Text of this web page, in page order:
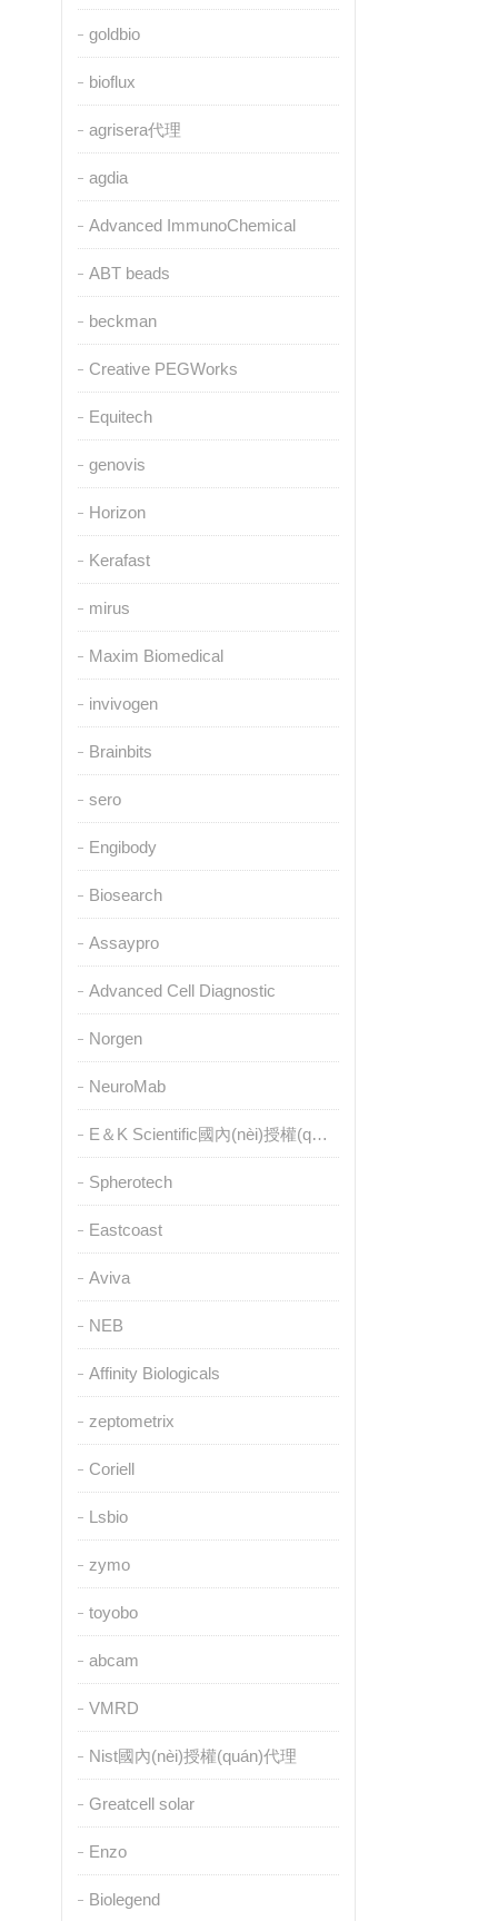
goldbio
bioflux
agrisera代理
agdia
Advanced ImmunoChemical
ABT beads
beckman
Creative PEGWorks
Equitech
genovis
Horizon
Kerafast
mirus
Maxim Biomedical
invivogen
Brainbits
sero
Engibody
Biosearch
Assaypro
Advanced Cell Diagnostic
Norgen
NeuroMab
E＆K Scientific國內(nèi)授權(quán)代理
Spherotech
Eastcoast
Aviva
NEB
Affinity Biologicals
zeptometrix
Coriell
Lsbio
zymo
toyobo
abcam
VMRD
Nist國內(nèi)授權(quán)代理
Greatcell solar
Enzo
Biolegend